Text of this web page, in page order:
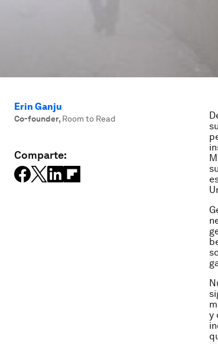
Erin Ganju
Co-founder, Room to Read
Comparte:
y